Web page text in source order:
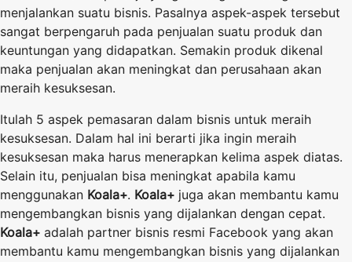
menjalankan suatu bisnis. Pasalnya aspek-aspek tersebut
sangat berpengaruh pada penjualan suatu produk dan
keuntungan yang didapatkan. Semakin produk dikenal
maka penjualan akan meningkat dan perusahaan akan
meraih kesuksesan.
Itulah 5 aspek pemasaran dalam bisnis untuk meraih
kesuksesan. Dalam hal ini berarti jika ingin meraih
kesuksesan maka harus menerapkan kelima aspek diatas.
Selain itu, penjualan bisa meningkat apabila kamu
menggunakan Koala+. Koala+ juga akan membantu kamu
mengembangkan bisnis yang dijalankan dengan cepat.
Koala+ adalah partner bisnis resmi Facebook yang akan
membantu kamu mengembangkan bisnis yang dijalankan